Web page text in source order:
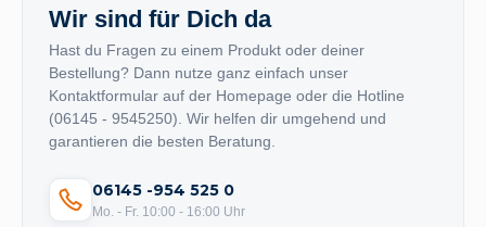
Wir sind für Dich da
Hast du Fragen zu einem Produkt oder deiner
Bestellung? Dann nutze ganz einfach unser
Kontaktformular auf der Homepage oder die Hotline
(06145 - 9545250). Wir helfen dir umgehend und
garantieren die besten Beratung.
06145 -954 525 0
Mo. - Fr. 10:00 - 16:00 Uhr